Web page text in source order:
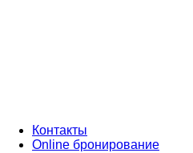
Контакты
Online бронирование